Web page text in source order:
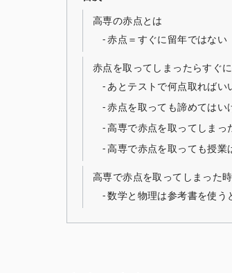
高専の赤点とは
赤点＝すぐに留年ではない
赤点を取ってしまったらすぐ
あとテストで何点取れば
赤点を取っても諦めてはい
高専で赤点を取ってしまっ
高専で赤点を取っても授業
高専で赤点を取ってしまった
数学と物理は参考書を使う